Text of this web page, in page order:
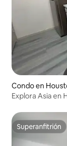
Condo en
Superanfitrión
Superanfitrión